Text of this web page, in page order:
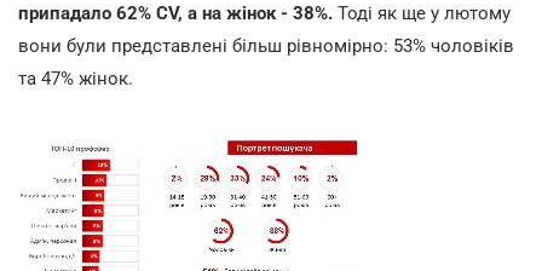
припадало 62% CV, а на жінок - 38%. Тоді як ще у лютому
вони були представлені більш рівномірно: 53% чоловіків
та 47% жінок.